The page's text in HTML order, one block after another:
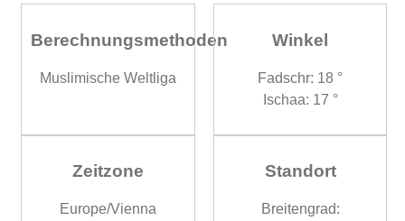
Berechnungsmethoden
Muslimische Weltliga
Winkel
Fadschr: 18 °
Ischaa: 17 °
Zeitzone
Europe/Vienna
Standort
Breitengrad: